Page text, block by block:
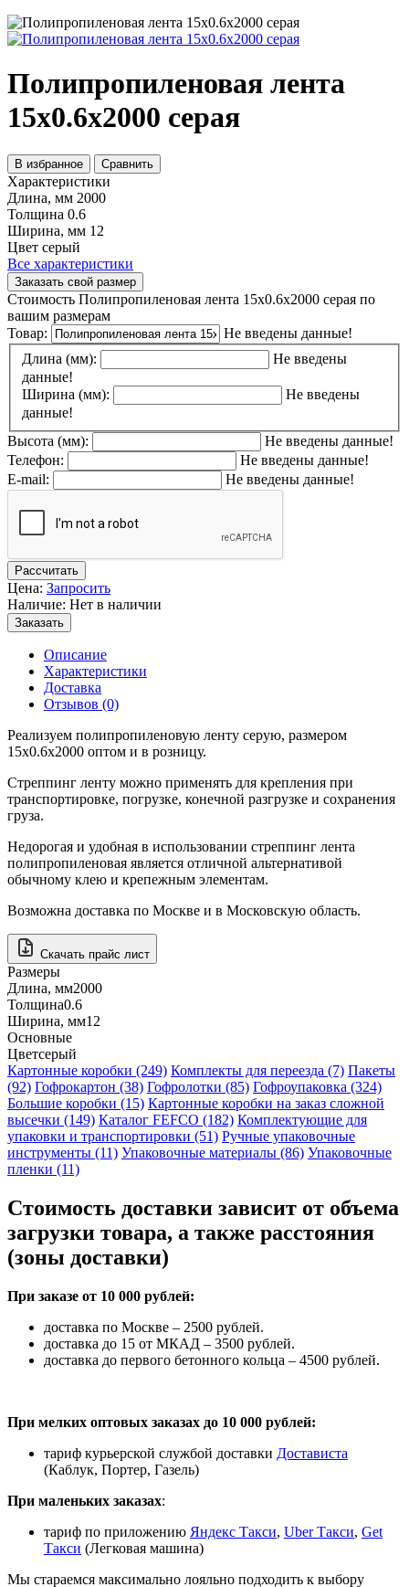
Полипропиленовая лента
15x0.6x2000 серая
В избранное Сравнить
Характеристики
Длина, мм 2000
Толщина 0.6
Ширина, мм 12
Цвет серый
Все характеристики
Заказать свой размер
Стоимость Полипропиленовая лента 15x0.6x2000 серая по
вашим размерам
Товар:
Не введены данные!
Длина (мм):
Не введены
данные!
Ширина (мм):
Не введены
данные!
Высота (мм):
Не введены данные!
Телефон:
Не введены данные!
E-mail:
Не введены данные!
Рассчитать
Цена: Запросить
Наличие: Нет в наличии
Заказать
Описание
Характеристики
Доставка
Отзывов (0)
Реализуем полипропиленовую ленту серую, размером
15x0.6x2000 оптом и в розницу.
Стреппинг ленту можно применять для крепления при
транспортировке, погрузке, конечной разгрузке и сохранения
груза.
Недорогая и удобная в использовании стреппинг лента
полипропиленовая является отличной альтернативой
обычному клею и крепежным элементам.
Возможна доставка по Москве и в Московскую область.
Скачать прайс лист
Размеры
Длина, мм2000
Толщина0.6
Ширина, мм12
Основные
Цветсерый
Картонные коробки (249) Комплекты для переезда (7) Пакеты
(92) Гофрокартон (38) Гофролотки (85) Гофроупаковка (324)
Большие коробки (15) Картонные коробки на заказ сложной
высечки (149) Каталог FEFCO (182) Комплектующие для
упаковки и транспортировки (51) Ручные упаковочные
инструменты (11) Упаковочные материалы (86) Упаковочные
пленки (11)
Стоимость доставки зависит от объема
загрузки товара, а также расстояния
(зоны доставки)
При заказе от 10 000 рублей:
доставка по Москве – 2500 рублей.
доставка до 15 от МКАД – 3500 рублей.
доставка до первого бетонного кольца – 4500 рублей.
При мелких оптовых заказах до 10 000 рублей:
тариф курьерской службой доставки Достависта
(Каблук, Портер, Газель)
При маленьких заказах:
тариф по приложению Яндекс Такси, Uber Такси, Get
Такси (Легковая машина)
Мы стараемся максимально лояльно подходить к выбору